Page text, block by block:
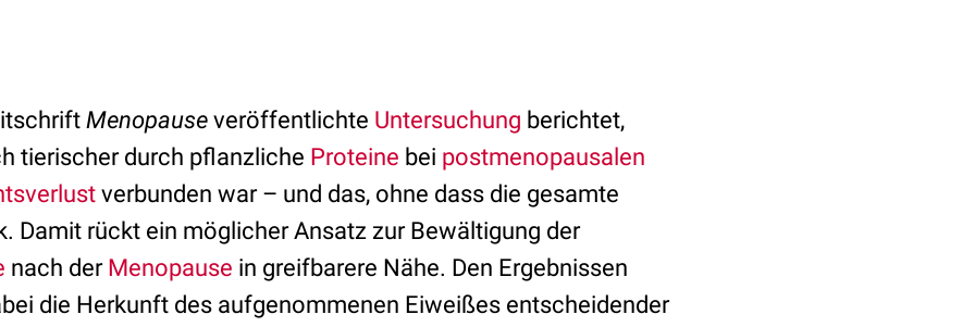
Menopause veröffentlichte Untersuchung berichtet,
tierischer durch pflanzliche Proteine bei postmenopausalen
verbunden war – und das, ohne dass die gesamte
Damit rückt ein möglicher Ansatz zur Bewältigung der
nach der Menopause in greifbarere Nähe. Den Ergebnissen
die Herkunft des aufgenommenen Eiweißes entscheidender